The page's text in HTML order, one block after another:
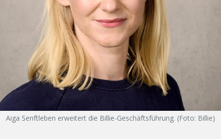
Aiga Senftleben erweitert die Billie-Geschäftsführung. (Foto: Billie)